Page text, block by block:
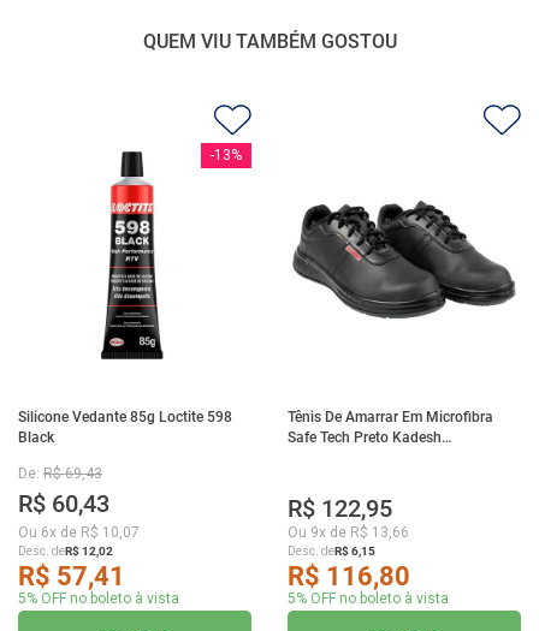
QUEM VIU TAMBÉM GOSTOU
-13%
Silicone Vedante 85g Loctite 598
Black
De: R$ 69,43
R$ 60,43
Ou 6x de R$ 10,07
Desc. deR$12,02
R$ 57,41
5% OFF no boleto à vista
Tênis De Amarrar Em Microfibra
Safe Tech Preto Kadesh
R$ 122,95
Ou 9x de R$ 13,66
Desc. deR$6,15
R$ 116,80
5% OFF no boleto à vista